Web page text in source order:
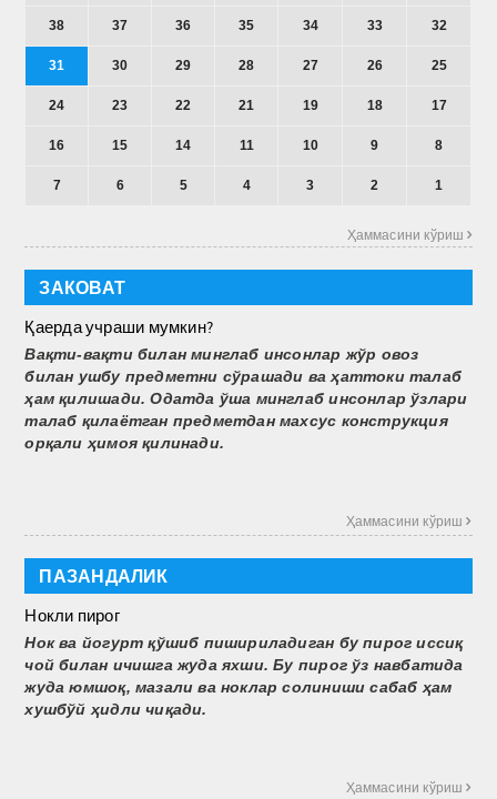
38 37 36 35 34 33 32
31 30 29 28 27 26 25
24 23 22 21 19 18 17
16 15 14 11 10 9 8
7 6 5 4 3 2 1
Ҳаммасини кўриш 
ЗАКОВАТ
Қаерда учраши мумкин?
Вақти-вақти билан минг­лаб инсонлар жўр овоз
билан ушбу предметни сўрашади ва ҳаттоки талаб
ҳам қилишади. Одатда ўша минглаб инсонлар ўзлари
талаб қилаётган предметдан махсус конструкция
орқали ҳимоя қилинади.
Ҳаммасини кўриш 
ПАЗАНДАЛИК
Нокли пирог
Нок ва йогурт қўшиб пишириладиган бу пирог иссиқ
чой билан ичишга жуда яхши. Бу пирог ўз навбатида
жуда юмшоқ, мазали ва ноклар солиниши сабаб ҳам
хушбўй ҳидли чиқади.
Ҳаммасини кўриш 